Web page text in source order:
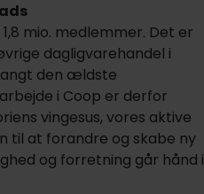
mio. medlemmer. Det er
dagligvarehandel i
den ældste
i Coop er derfor
vingesus, vores aktive
til at forandre og skabe ny
og forretning går hånd i